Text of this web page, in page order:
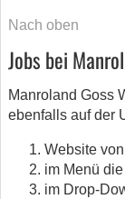
Nach oben
Jobs bei
Manroland Goss
ebenfalls auf der
Website
im Menü
im Drop-